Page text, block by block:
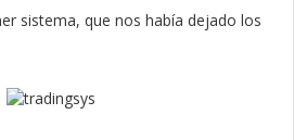
sistema, que nos había dejado los